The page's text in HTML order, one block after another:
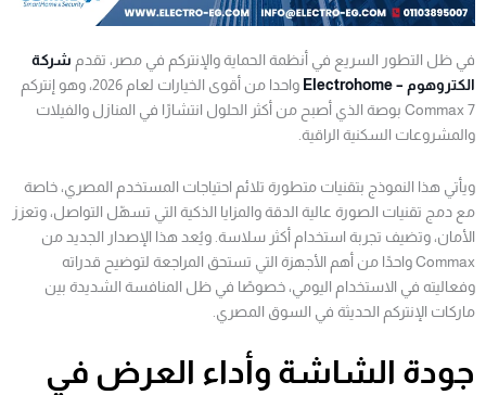
في ظل التطور السريع في أنظمة الحماية والإنتركم في مصر، تقدم شركة
الكتروهوم – Electrohome
واحدا من أقوى الخيارات لعام 2026، وهو إنتركم
Commax 7 بوصة الذي أصبح من أكثر الحلول انتشارًا في المنازل والفيلات
والمشروعات السكنية الراقية.
ويأتي هذا النموذج بتقنيات متطورة تلائم احتياجات المستخدم المصري، خاصة
مع دمج تقنيات الصورة عالية الدقة والمزايا الذكية التي تسهّل التواصل، وتعزز
الأمان، وتضيف تجربة استخدام أكثر سلاسة. ويُعد هذا الإصدار الجديد من
Commax واحدًا من أهم الأجهزة التي تستحق المراجعة لتوضيح قدراته
وفعاليته في الاستخدام اليومي، خصوصًا في ظل المنافسة الشديدة بين
ماركات الإنتركم الحديثة في السوق المصري.
جودة الشاشة وأداء العرض في